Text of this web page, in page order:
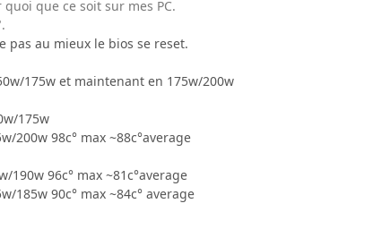
que ce soit sur mes PC.
pas au mieux le bios se reset.
175w et maintenant en 175w/200w
175w
200w 98c° max ~88c°average
190w 96c° max ~81c°average
185w 90c° max ~84c° average